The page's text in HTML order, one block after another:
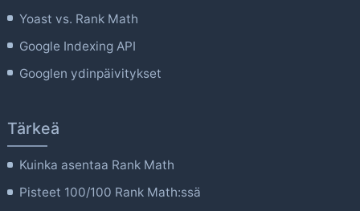
Yoast vs. Rank Math
Google Indexing API
Googlen ydinpäivitykset
Tärkeä
Kuinka asentaa Rank Math
Pisteet 100/100 Rank Math:ssä